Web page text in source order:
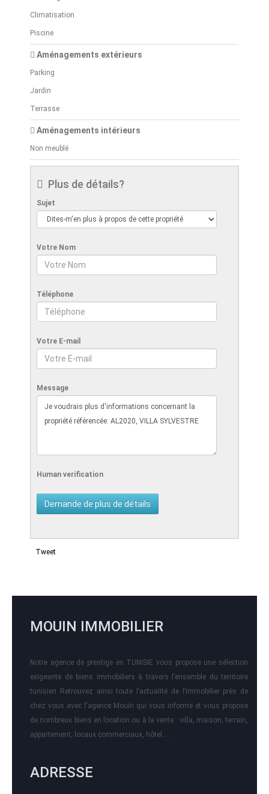
Climatisation
Piscine
Aménagements extérieurs
Parking
Jardin
Terrasse
Aménagements intérieurs
Non meublé
Plus de détails?
Sujet
Votre Nom
Téléphone
Votre E-mail
Message
Human verification
Tweet
MOUIN IMMOBILIER
Notre agence de prestige en TUNISIE vous propose une sélection
exigeante de biens immobiliers à travers l’ensemble du territoire
tunisien Retrouvez ainsi toute l’actualité de l’immobilier près de
chez vous avec l'agence Mouin qui vous informe et vous propose
de nombreux biens en location ou à la vente : villa, maison, terrain,
appartement, locaux commerciaux, hôtel….
ADRESSE